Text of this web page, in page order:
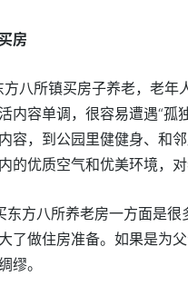
房
方八所镇买房子养老，老
内容单调，很容易遭遇“孤
容，到公园里健健身、和
的优质空气和优美环境，
东方八所养老房一方面是
了做住房准备。如果是为
缪。